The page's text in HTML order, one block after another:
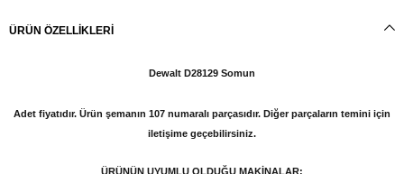
ÜRÜN ÖZELLIKLERI
Dewalt D28129 Somun
Adet fiyatıdır. Ürün şemanın 107 numaralı parçasıdır. Diğer parçaların temini için
iletişime geçebilirsiniz.
ÜRÜNÜN UYUMLU OLDUĞU MAKİNALAR;